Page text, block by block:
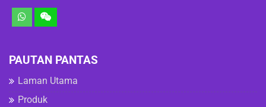
PAUTAN PANTAS
Laman Utama
Produk